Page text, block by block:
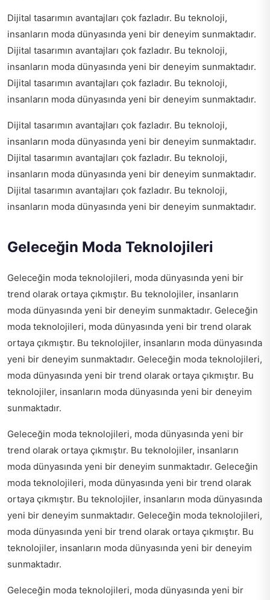
Dijital tasarımın avantajları çok fazladır. Bu teknoloji,
insanların moda dünyasında yeni bir deneyim sunmaktadır.
Dijital tasarımın avantajları çok fazladır. Bu teknoloji,
insanların moda dünyasında yeni bir deneyim sunmaktadır.
Dijital tasarımın avantajları çok fazladır. Bu teknoloji,
insanların moda dünyasında yeni bir deneyim sunmaktadır.
Dijital tasarımın avantajları çok fazladır. Bu teknoloji,
insanların moda dünyasında yeni bir deneyim sunmaktadır.
Dijital tasarımın avantajları çok fazladır. Bu teknoloji,
insanların moda dünyasında yeni bir deneyim sunmaktadır.
Dijital tasarımın avantajları çok fazladır. Bu teknoloji,
insanların moda dünyasında yeni bir deneyim sunmaktadır.
Geleceğin Moda Teknolojileri
Geleceğin moda teknolojileri, moda dünyasında yeni bir
trend olarak ortaya çıkmıştır. Bu teknolojiler, insanların
moda dünyasında yeni bir deneyim sunmaktadır. Geleceğin
moda teknolojileri, moda dünyasında yeni bir trend olarak
ortaya çıkmıştır. Bu teknolojiler, insanların moda dünyasında
yeni bir deneyim sunmaktadır. Geleceğin moda teknolojileri,
moda dünyasında yeni bir trend olarak ortaya çıkmıştır. Bu
teknolojiler, insanların moda dünyasında yeni bir deneyim
sunmaktadır.
Geleceğin moda teknolojileri, moda dünyasında yeni bir
trend olarak ortaya çıkmıştır. Bu teknolojiler, insanların
moda dünyasında yeni bir deneyim sunmaktadır. Geleceğin
moda teknolojileri, moda dünyasında yeni bir trend olarak
ortaya çıkmıştır. Bu teknolojiler, insanların moda dünyasında
yeni bir deneyim sunmaktadır. Geleceğin moda teknolojileri,
moda dünyasında yeni bir trend olarak ortaya çıkmıştır. Bu
teknolojiler, insanların moda dünyasında yeni bir deneyim
sunmaktadır.
Geleceğin moda teknolojileri, moda dünyasında yeni bir